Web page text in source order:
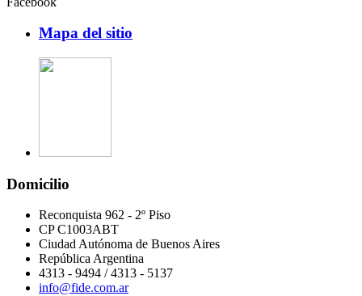
Mapa del sitio
Domicilio
Reconquista 962 - 2º Piso
CP C1003ABT
Ciudad Autónoma de Buenos Aires
República Argentina
4313 - 9494 / 4313 - 5137
info@fide.com.ar